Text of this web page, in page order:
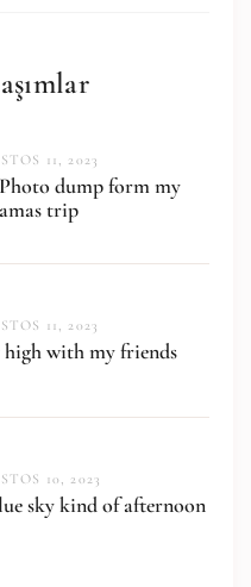
11, 2023
dump form my
trip
11, 2023
with my friends
10, 2023
sky kind of afternoon